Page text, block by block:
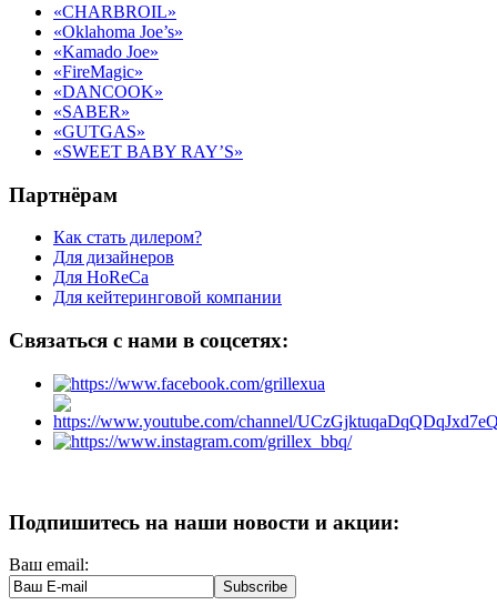
«CHARBROIL»
«Oklahoma Joe’s»
«Kamado Joe»
«FireMagic»
«DANCOOK»
«SABER»
«GUTGAS»
«SWEET BABY RAY’S»
Партнёрам
Как стать дилером?
Для дизайнеров
Для HoReCa
Для кейтеринговой компании
Связаться с нами в соцсетях:
Подпишитесь на наши новости и акции:
Ваш email: